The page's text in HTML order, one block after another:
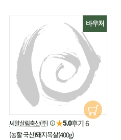
바우처
씨알살림축산(주) ★5.0후기 6
(농할 국산)돼지목살(400g)